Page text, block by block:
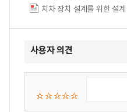
치차 장치 설계를 위한
사용자 의견